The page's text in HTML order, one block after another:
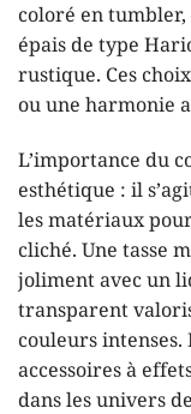
coloré en
épais de type
rustique. Ces
ou une harmonie
L’importance du
esthétique : il
les matériaux
cliché. Une tasse
joliment avec un
transparent
couleurs intenses.
accessoires à
dans les univers